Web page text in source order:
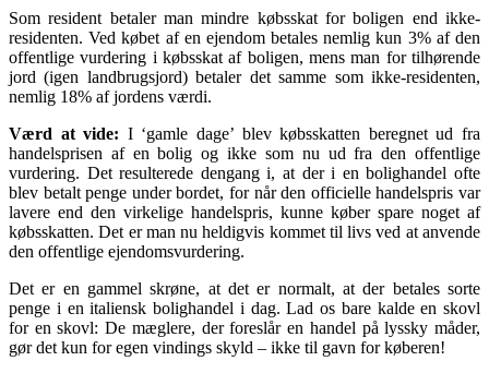
Som resident betaler man mindre købsskat for boligen end ikke-
residenten. Ved købet af en ejendom betales nemlig kun 3% af den
offentlige vurdering i købsskat af boligen, mens man for tilhørende
jord (igen landbrugsjord) betaler det samme som ikke-residenten,
nemlig 18% af jordens værdi.
Værd at vide: I ‘gamle dage’ blev købsskatten beregnet ud fra
handelsprisen af en bolig og ikke som nu ud fra den offentlige
vurdering. Det resulterede dengang i, at der i en bolighandel ofte
blev betalt penge under bordet, for når den officielle handelspris var
lavere end den virkelige handelspris, kunne køber spare noget af
købsskatten. Det er man nu heldigvis kommet til livs ved at anvende
den offentlige ejendomsvurdering.
Det er en gammel skrøne, at det er normalt, at der betales sorte
penge i en italiensk bolighandel i dag. Lad os bare kalde en skovl
for en skovl: De mæglere, der foreslår en handel på lyssky måder,
gør det kun for egen vindings skyld – ikke til gavn for køberen!